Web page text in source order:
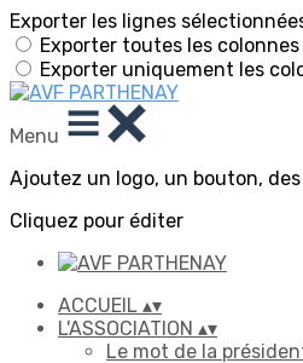
Exporter les lignes
Exporter toutes les colonnes
Exporter uniquement les
Menu
Ajoutez un logo, un bouton,
Cliquez pour éditer
ACCUEIL ▴▾
L'ASSOCIATION ▴▾
Le mot de la